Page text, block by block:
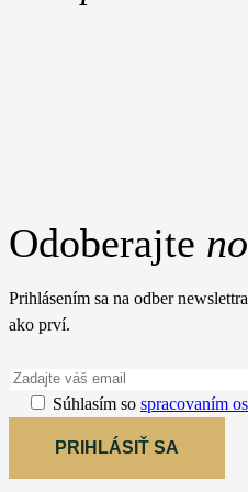
Odoberajte
Prihlásením sa na odber
ako prví.
Súhlasím so spracovaním
PRIHLÁSIŤ SA